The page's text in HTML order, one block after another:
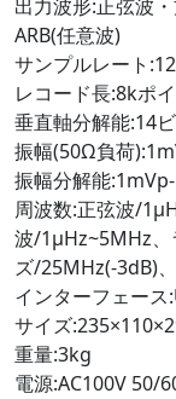
出力波形:正弦波
ARB(任意波)
サンプルレート
レコード長:8kポ
垂直軸分解能:14
振幅(50Ω負荷
振幅分解能
周波数:正弦波/
波/1μHz~5MHz
ズ/25MHz(-3dB)
インターフェース
サイズ
重量:3kg
電源:AC100V 50/